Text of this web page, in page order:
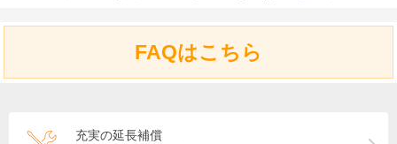
FAQはこちら
充実の延長補償